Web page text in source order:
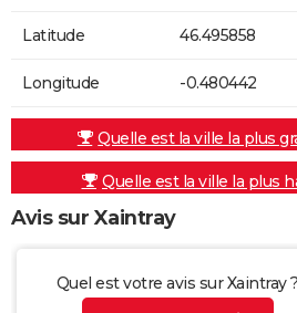
Latitude 46.495858
Longitude -0.480442
Quelle est la ville la plus
Quelle est la ville la plus
Avis sur Xaintray
Quel est votre avis sur Xaintray ?